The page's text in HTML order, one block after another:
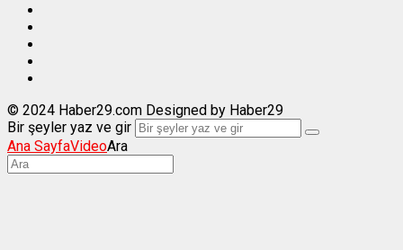
© 2024 Haber29.com Designed by Haber29
Bir şeyler yaz ve gir
Ana SayfaVideoAra